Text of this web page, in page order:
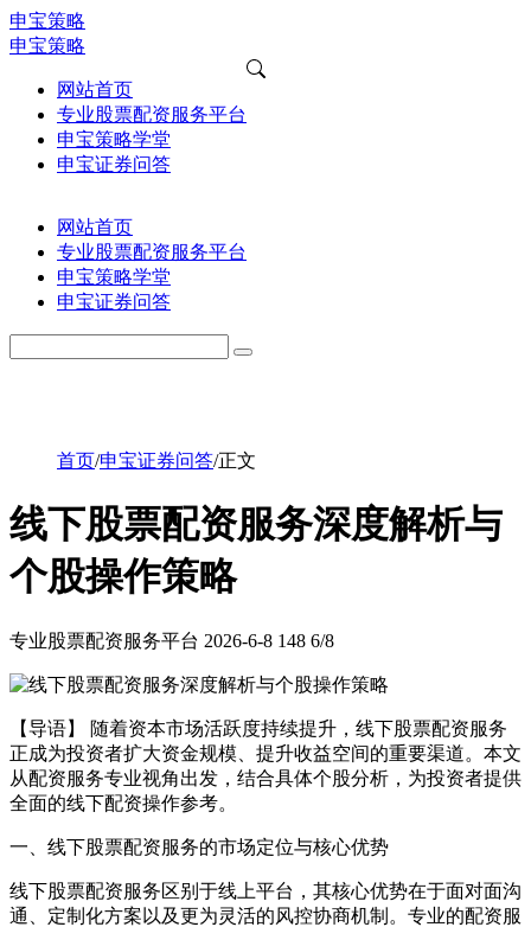
申宝策略
申宝策略
网站首页
专业股票配资服务平台
申宝策略学堂
申宝证券问答
网站首页
专业股票配资服务平台
申宝策略学堂
申宝证券问答
首页/申宝证券问答/正文
线下股票配资服务深度解析与
个股操作策略
专业股票配资服务平台 2026-6-8 148 6/8
【导语】 随着资本市场活跃度持续提升，线下股票配资服务
正成为投资者扩大资金规模、提升收益空间的重要渠道。本文
从配资服务专业视角出发，结合具体个股分析，为投资者提供
全面的线下配资操作参考。
一、线下股票配资服务的市场定位与核心优势
线下股票配资服务区别于线上平台，其核心优势在于面对面沟
通、定制化方案以及更为灵活的风控协商机制。专业的配资服